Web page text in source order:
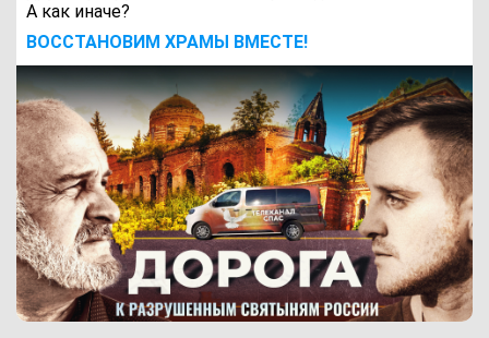
А как иначе?
ВОCСТАНОВИМ ХРАМЫ ВМЕСТЕ!